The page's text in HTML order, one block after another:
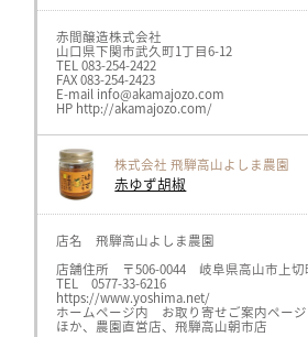
赤間醸造株式会社
山口県下関市武久町1丁目6-12
TEL 083-254-2422
FAX 083-254-2423
E-mail info@akamajozo.com
HP http://akamajozo.com/
株式会社 飛騨高山よしま農園
赤ゆず胡椒
店名 飛騨高山よしま農園
店舗住所 〒506-0044 岐阜県高山市上切
TEL 0577-33-6216
https://www.yoshima.net/
ホームページ内 お取り寄せご案内ページ
ほか、農園直営店、飛騨高山朝市店